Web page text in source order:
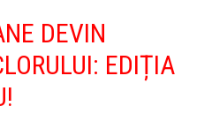
DEVIN
EDIȚIA